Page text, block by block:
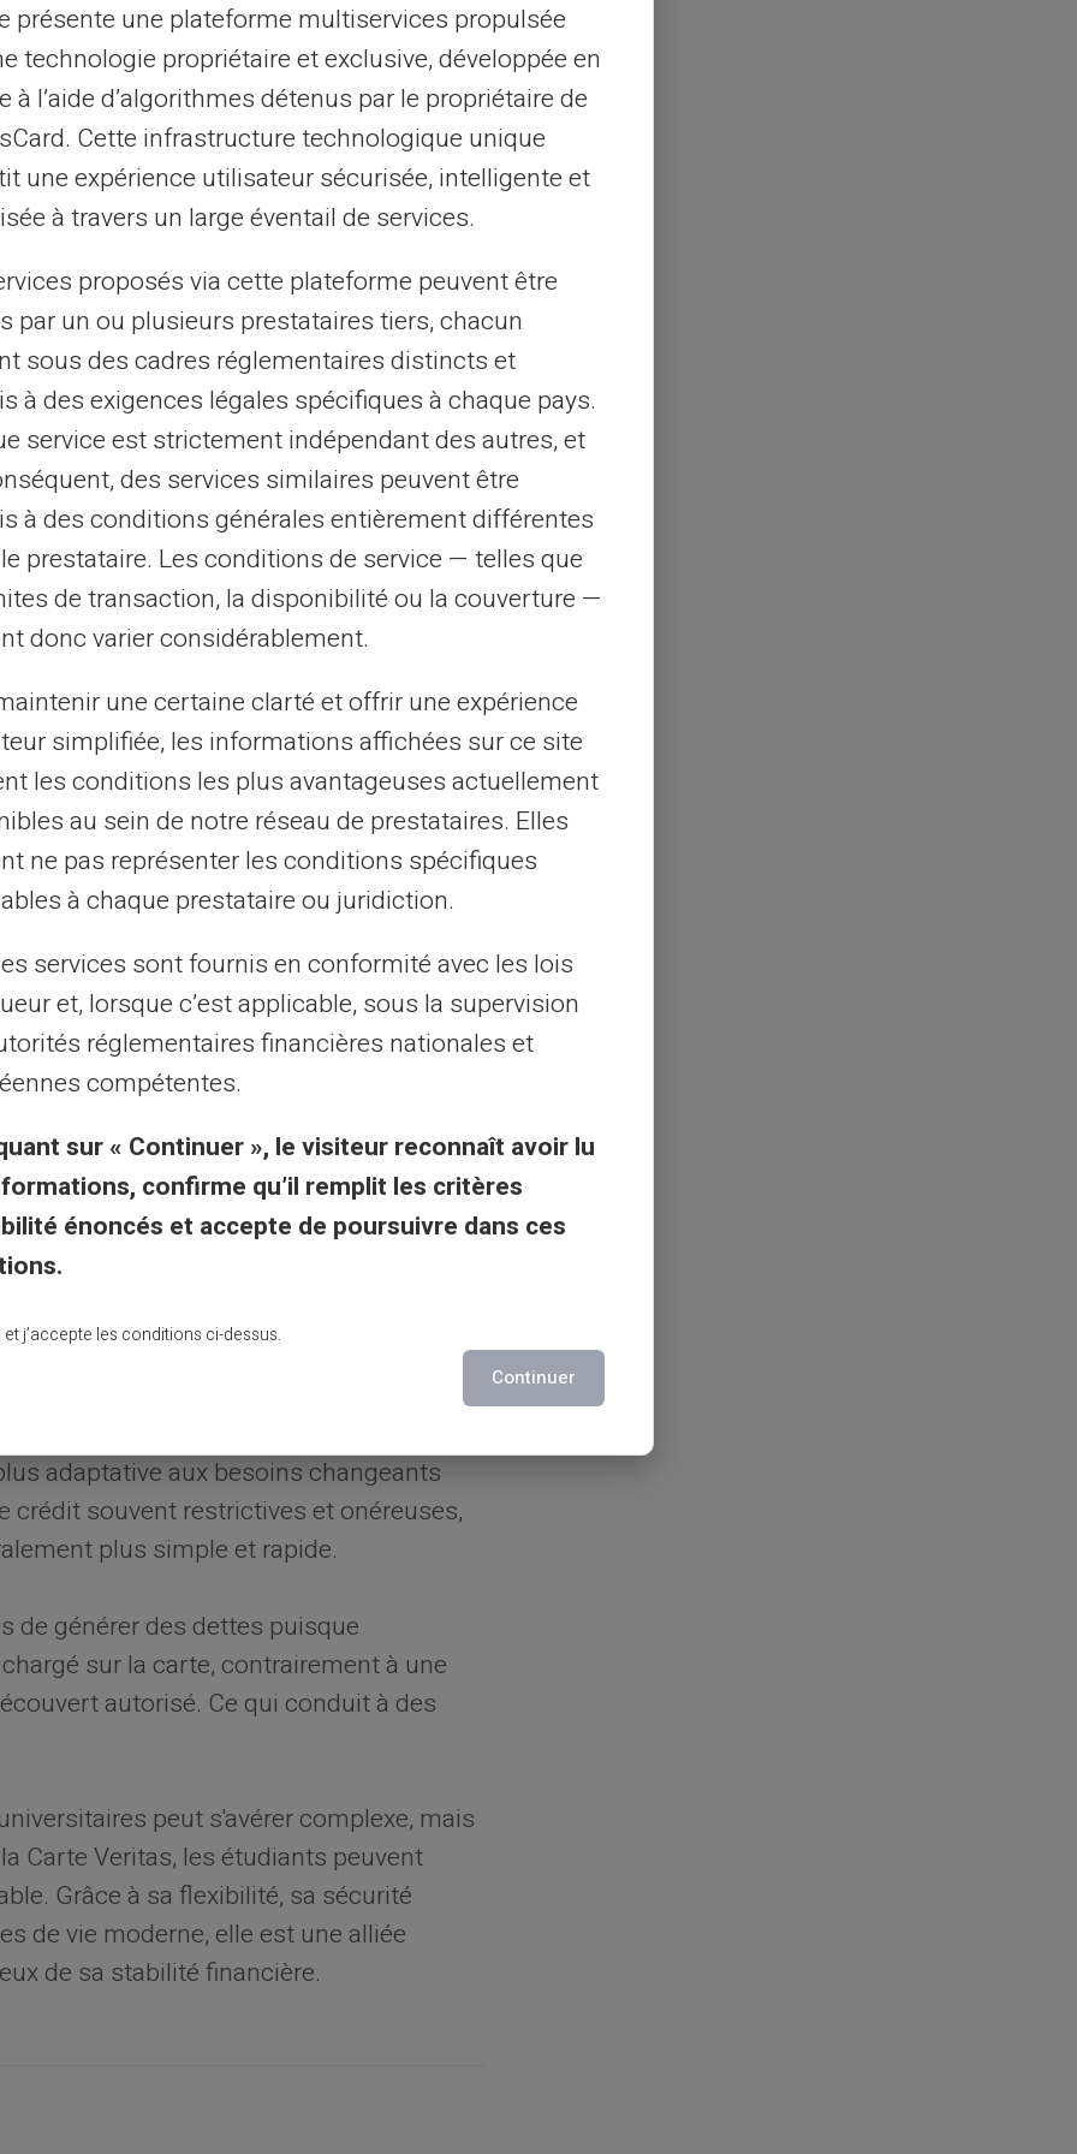
part importante des dépenses
utilisez une
carte prépayée
Chaque transaction peut être
dédiée, un gage de sécurité
population souvent citée par ces
dans les virements
représente un autre avantage
qui viennent de l'étranger ou qui
il est vital de pouvoir transférer des
carte répond parfaitement à ce besoin,
à un coût réduit comparé aux banques
soutenir les étudiants dans leur
meilleure gestion des urgences
financière
d'une somme prédéterminée, l'utilisateur
et une prise de conscience
forge une discipline financière
blocage temporaire de la carte ou les
contrôler les flux financiers, renforçant
à la gestion prudente de leur argent.
bancaires
classiques, les
adaptative aux besoins changeants
crédit souvent restrictives et onéreuses,
plus simple et rapide.
de générer des dettes puisque
sur la carte, contrairement à une
autorisé. Ce qui conduit à des
peut s'avérer complexe, mais
Carte Veritas, les étudiants peuvent
Grâce à sa flexibilité, sa sécurité
de vie moderne, elle est une alliée
de sa stabilité financière.
présente une plateforme multiservices propulsée
technologie propriétaire et exclusive, développée en
à l’aide d’algorithmes détenus par le propriétaire de
Cette infrastructure technologique unique
une expérience utilisateur sécurisée, intelligente et
à travers un large éventail de services.
proposés via cette plateforme peuvent être
par un ou plusieurs prestataires tiers, chacun
sous des cadres réglementaires distincts et
à des exigences légales spécifiques à chaque pays.
service est strictement indépendant des autres, et
des services similaires peuvent être
à des conditions générales entièrement différentes
prestataire. Les conditions de service — telles que
de transaction, la disponibilité ou la couverture —
donc varier considérablement.
une certaine clarté et offrir une expérience
simplifiée, les informations affichées sur ce site
les conditions les plus avantageuses actuellement
au sein de notre réseau de prestataires. Elles
ne pas représenter les conditions spécifiques
à chaque prestataire ou juridiction.
services sont fournis en conformité avec les lois
et, lorsque c’est applicable, sous la supervision
réglementaires financières nationales et
compétentes.
sur « Continuer », le visiteur reconnaît avoir lu
confirme qu’il remplit les critères
énoncés et accepte de poursuivre dans ces
et j’accepte les conditions ci-dessus.
Continuer